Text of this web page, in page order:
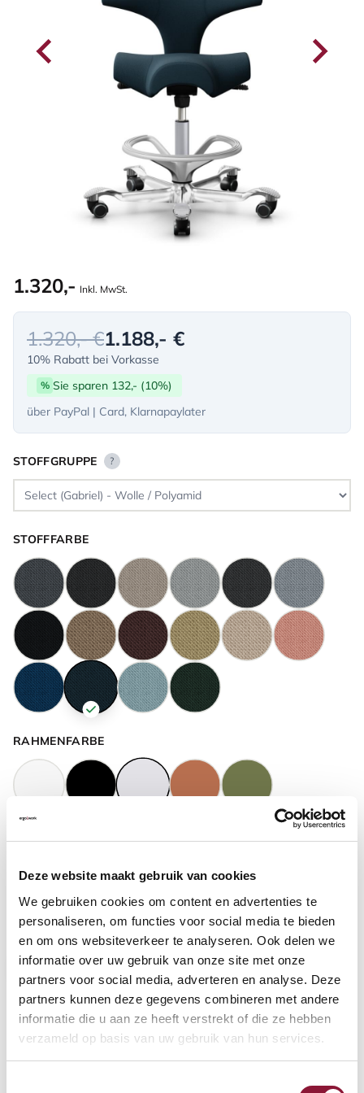
Deze website maakt gebruik van cookies
We gebruiken cookies om content en advertenties te
personaliseren, om functies voor social media te bieden
en om ons websiteverkeer te analyseren. Ook delen we
informatie over uw gebruik van onze site met onze
partners voor social media, adverteren en analyse. Deze
partners kunnen deze gegevens combineren met andere
informatie die u aan ze heeft verstrekt of die ze hebben
verzameld op basis van uw gebruik van hun services.
1.320,- Inkl. MwSt.
1.320,- €1.188,- €
10% Rabatt bei Vorkasse
% Sie sparen 132,- (10%)
über PayPal | Card, Klarnapaylater
STOFFGRUPPE ?
STOFFFARBE
RAHMENFARBE
GASFEDERHÖHE
BODENKONTAKT
FUSSRING ?